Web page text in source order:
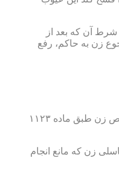
شرط آن که بعد از
زن به حاکم، رفع
ج- عیوب مختص زن: عیوب مختص زن طبق ماده ۱۱۲۳
زن که مانع انجام